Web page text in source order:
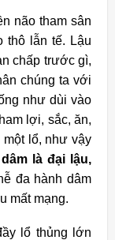
não tham sân
thô lẫn tế. Lậu
chấp trước gì,
chúng ta với
như dùi vào
lợi, sắc, ăn,
lổ, như vậy
là đại lậu,
đa hành dâm
mất mạng.
lổ thủng lớn